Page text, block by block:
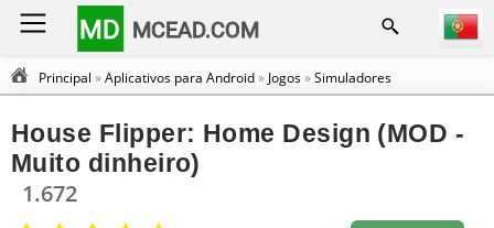
MD MCEAD.COM
Principal »Aplicativos para Android» Jogos»Simuladores
House Flipper: Home Design (MOD -
Muito dinheiro)
1.672